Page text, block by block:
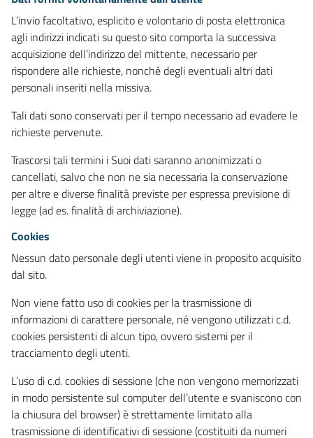
L’invio facoltativo, esplicito e volontario di posta elettronica
agli indirizzi indicati su questo sito comporta la successiva
acquisizione dell’indirizzo del mittente, necessario per
rispondere alle richieste, nonché degli eventuali altri dati
personali inseriti nella missiva.
Tali dati sono conservati per il tempo necessario ad evadere le
richieste pervenute.
Trascorsi tali termini i Suoi dati saranno anonimizzati o
cancellati, salvo che non ne sia necessaria la conservazione
per altre e diverse finalità previste per espressa previsione di
legge (ad es. finalità di archiviazione).
Cookies
Nessun dato personale degli utenti viene in proposito acquisito
dal sito.
Non viene fatto uso di cookies per la trasmissione di
informazioni di carattere personale, né vengono utilizzati c.d.
cookies persistenti di alcun tipo, ovvero sistemi per il
tracciamento degli utenti.
L’uso di c.d. cookies di sessione (che non vengono memorizzati
in modo persistente sul computer dell’utente e svaniscono con
la chiusura del browser) è strettamente limitato alla
trasmissione di identificativi di sessione (costituiti da numeri